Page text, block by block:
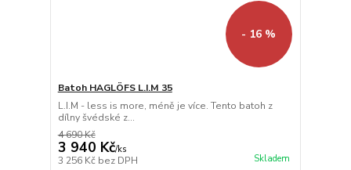
- 16 %
Batoh HAGLÖFS L.I.M 35
L.I.M - less is more, méně je více. Tento batoh z
dílny švédské z...
4 690 Kč
3 940 Kč/ks
3 256 Kč bez DPH Skladem